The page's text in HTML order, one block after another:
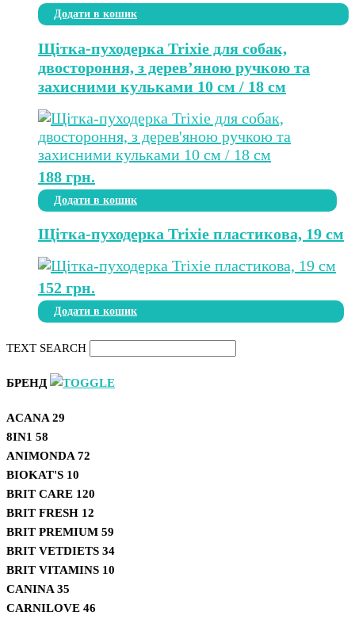
Додати в кошик
Щітка-пуходерка Trixie для собак,
двостороння, з дерев’яною ручкою та
захисними кульками 10 см / 18 см
188 грн.
Додати в кошик
Щітка-пуходерка Trixie пластикова, 19 см
152 грн.
Додати в кошик
TEXT SEARCH
БРЕНД
ACANA 29
8IN1 58
ANIMONDA 72
BIOKAT'S 10
BRIT CARE 120
BRIT FRESH 12
BRIT PREMIUM 59
BRIT VETDIETS 34
BRIT VITAMINS 10
CANINA 35
CARNILOVE 46